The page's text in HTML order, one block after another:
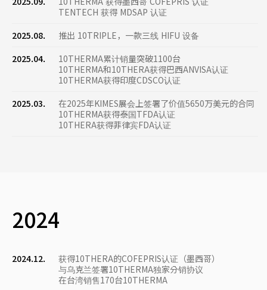
TENTECH 获得 MDSAP 认证
2025.08.
推出 10TRIPLE，一款三线 HIFU 设备
2025.04.
10THERMA累计销量突破1100台
10THERMA和10THERA获得巴西ANVISA认证
10THERMA获得印度CDSCO认证
2025.03.
在2025年KIMES展会上签署了价值5650万美元的合同
10THERMA获得泰国TFDA认证
10THERA获得菲律宾FDA认证
2024
2024.12.
获得10THERA的COFEPRIS认证（墨西哥）
与乌克兰签署10THERMA独家分销协议
在台湾销售170台10THERMA